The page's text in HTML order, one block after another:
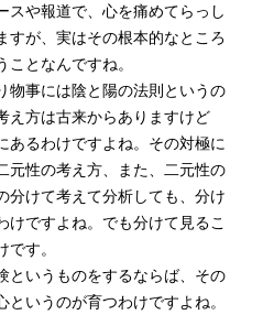
スや報道で、心を痛めてらっし
すが、実はその根本的なところ
となんですね。
物事には陰と陽の法則というの
え方は古来からありますけど
あるわけですよね。その対極に
元性の考え方、また、二元性の
分けて考えて分析しても、分け
けですよね。でも分けて見るこ
す。
というものをするならば、その
いうのが育つわけですよね。